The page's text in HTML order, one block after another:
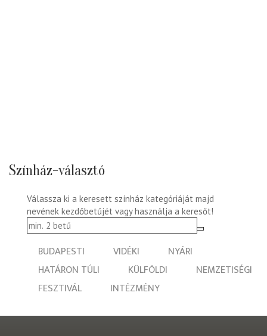
Színház-választó
Válassza ki a keresett színház kategóriáját majd
nevének kezdőbetűjét vagy használja a keresőt!
BUDAPESTI VIDÉKI
NYÁRI
HATÁRON TÚLI
KÜLFÖLDI
NEMZETISÉGI
FESZTIVÁL
INTÉZMÉNY